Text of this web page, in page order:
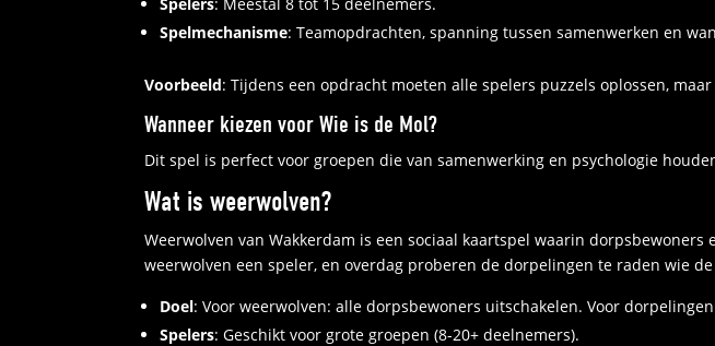
Spelmechanisme: Teamopdrachten, spanning tussen samenwerken en
Voorbeeld: Tijdens een opdracht moeten alle spelers puzzels oplossen,
Wanneer kiezen voor Wie is de Mol?
Dit spel is perfect voor groepen die van samenwerking en psychologie
Wat is weerwolven?
Weerwolven van Wakkerdam is een sociaal kaartspel waarin
weerwolven een speler, en overdag proberen de dorpelingen te raden wie
Doel: Voor weerwolven: alle dorpsbewoners uitschakelen. Voor
Spelers: Geschikt voor grote groepen (8-20+ deelnemers).